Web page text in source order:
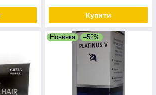
Купити
Новинка –52%